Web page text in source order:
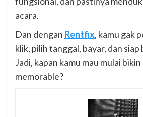
acara.
Dan dengan Rentfix, kamu gak
klik, pilih tanggal, bayar, dan
Jadi, kapan kamu mau mulai
memorable?